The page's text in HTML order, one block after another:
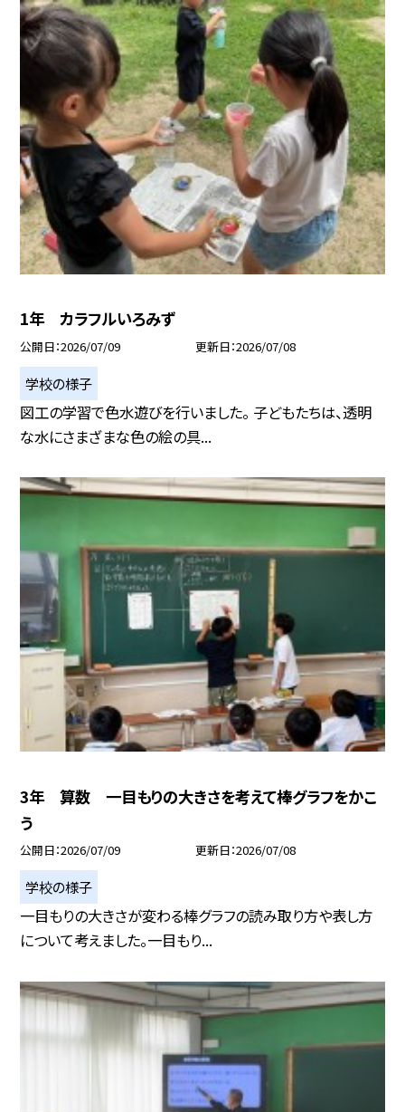
1年 カラフルいろみず
公開日 2026/07/09 更新日 2026/07/08
学校の様子
図工の学習で色水遊びを行いました。 子どもたちは、透明
な水にさまざまな色の絵の具...
3年 算数 一目もりの大きさを考えて棒グラフをかこ
う
公開日 2026/07/09 更新日 2026/07/08
学校の様子
一目もりの大きさが変わる棒グラフの読み取り方や表し方
について考えました。一目もり...